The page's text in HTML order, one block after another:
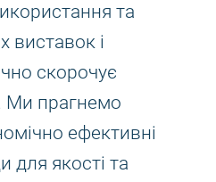
та
виставок і
скорочує
Ми прагнемо
ефективні
для якості та